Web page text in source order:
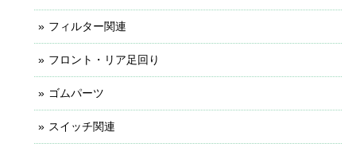
フィルター関連
フロント・リア足回り
ゴムパーツ
スイッチ関連